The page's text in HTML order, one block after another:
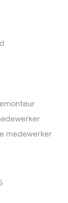
medewerker